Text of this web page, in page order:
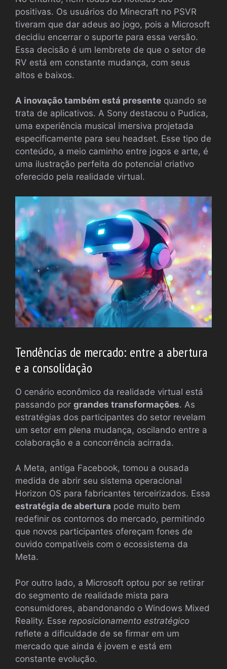
positivas. Os usuários do Minecraft no PSVR
tiveram que dar adeus ao jogo, pois a Microsoft
decidiu encerrar o suporte para essa versão.
Essa decisão é um lembrete de que o setor de
RV está em constante mudança, com seus
altos e baixos.
A inovação também está presente quando se
trata de aplicativos. A Sony destacou o Pudica,
uma experiência musical imersiva projetada
especificamente para seu headset. Esse tipo de
conteúdo, a meio caminho entre jogos e arte, é
uma ilustração perfeita do potencial criativo
oferecido pela realidade virtual.
Tendências de mercado: entre a abertura
e a consolidação
O cenário econômico da realidade virtual está
passando por grandes transformações. As
estratégias dos participantes do setor revelam
um setor em plena mudança, oscilando entre a
colaboração e a concorrência acirrada.
A Meta, antiga Facebook, tomou a ousada
medida de abrir seu sistema operacional
Horizon OS para fabricantes terceirizados. Essa
estratégia de abertura pode muito bem
redefinir os contornos do mercado, permitindo
que novos participantes ofereçam fones de
ouvido compatíveis com o ecossistema da
Meta.
Por outro lado, a Microsoft optou por se retirar
do segmento de realidade mista para
consumidores, abandonando o Windows Mixed
Reality. Esse reposicionamento estratégico
reflete a dificuldade de se firmar em um
mercado que ainda é jovem e está em
constante evolução.